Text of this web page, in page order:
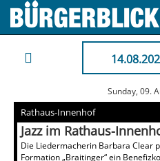
Sunday, 09.
Rathaus-Innenhof
Jazz im Rathaus-
Die Liedermacherin Barbara Clear
Formation „Braitinger“ ein